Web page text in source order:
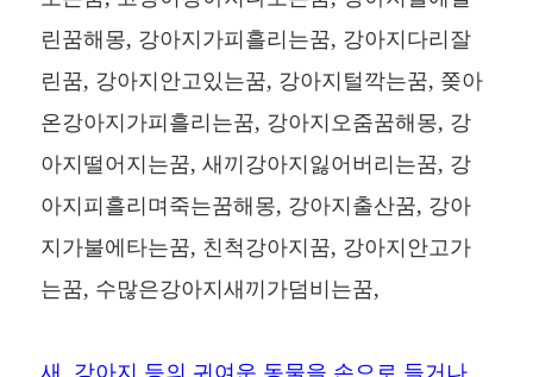
린꿈해몽, 강아지가피흘리는꿈, 강아지다리잘
린꿈, 강아지안고있는꿈, 강아지털깍는꿈, 쫒아
온강아지가피흘리는꿈, 강아지오줌꿈해몽, 강
아지떨어지는꿈, 새끼강아지잃어버리는꿈, 강
아지피흘리며죽는꿈해몽, 강아지출산꿈, 강아
지가불에타는꿈, 친척강아지꿈, 강아지안고가
는꿈, 수많은강아지새끼가덤비는꿈,